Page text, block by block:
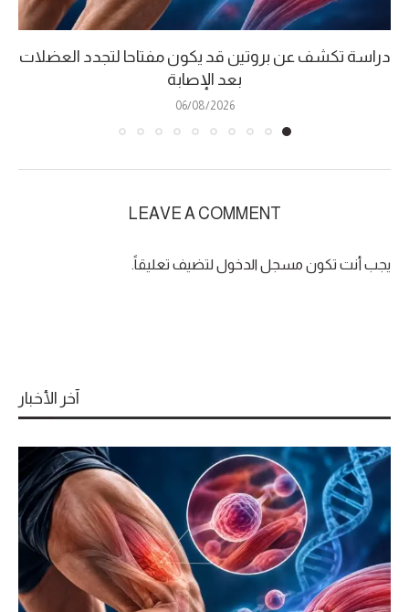
دراسة تكشف عن بروتين قد يكون مفتاحا لتجدد العضلات
بعد الإصابة
06/08/2026
LEAVE A COMMENT
يجب أنت تكون مسجل الدخول لتضيف تعليقاً.
آخر الأخبار